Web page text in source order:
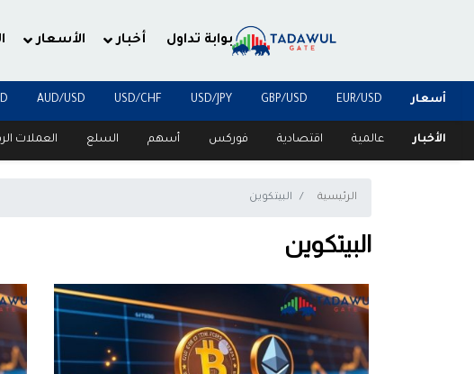
بوابة تداول أخبار الأسعار
أسعار EUR/USD
GBP/USD
USD/JPY
USD/CHF
AUD/USD
الأخبار عالمية اقتصادية فوركس أسهم السلع العملات
الرئيسية البيتكوين
البيتكوين